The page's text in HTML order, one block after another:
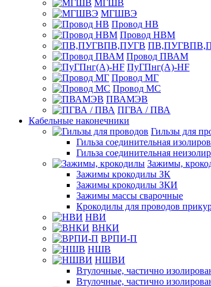
МГШВ
МГШВЭ
Провод НВ
Провод НВМ
Провод ПВАМ
ПуГПнг(A)-HF
Провод МГ
Провод МС
ПВАМЭВ
ПГВА / ПВА
Кабельные наконечники
Гильзы для
Гильза соединительная
Гильза соединительная
Зажимы,
Зажимы крокодилы ЗК
Зажимы крокодилы ЗКИ
Зажимы массы сварочные
Крокодилы для проводов
НВИ
ВНКИ
ВРПИ-П
НШВ
НШВИ
Втулочные, частично
Втулочные, частично